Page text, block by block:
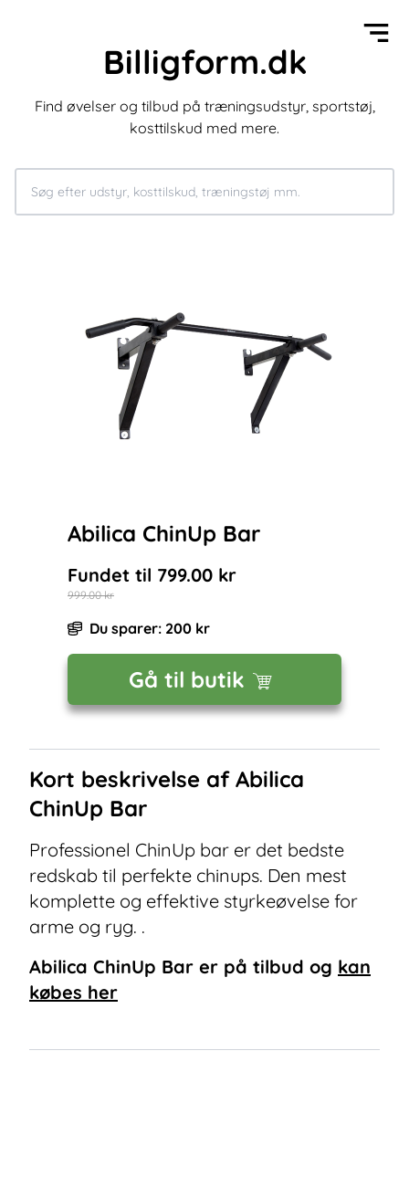
Billigform.dk
Find øvelser og tilbud på træningsudstyr, sportstøj,
kosttilskud med mere.
Abilica ChinUp Bar
Fundet til 799.00 kr
999.00kr
Du sparer: 200 kr
Gå til butik
Kort beskrivelse af Abilica
ChinUp Bar
Professionel ChinUp bar er det bedste
redskab til perfekte chinups. Den mest
komplette og effektive styrkeøvelse for
arme og ryg. .
Abilica ChinUp Bar er på tilbud og kan
købes her